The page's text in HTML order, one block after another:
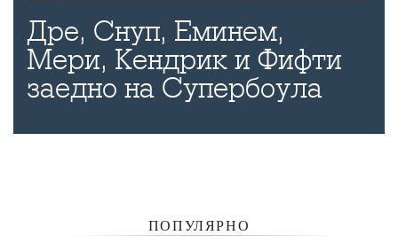
Дре, Снуп, Еминем,
Мери, Кендрик и Фифти
заедно на Супербоула
ПОПУЛЯРНО